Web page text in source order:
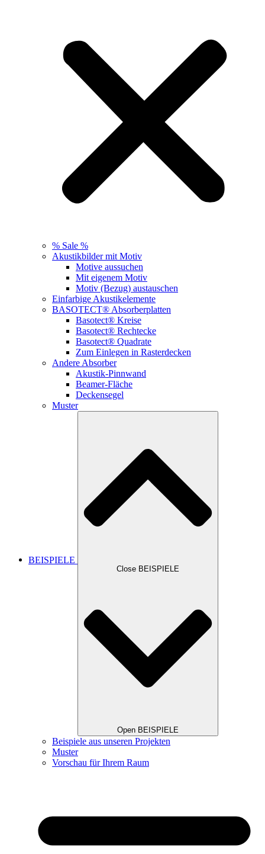
% Sale %
Akustikbilder mit Motiv
Motive aussuchen
Mit eigenem Motiv
Motiv (Bezug) austauschen
Einfarbige Akustikelemente
BASOTECT® Absorberplatten
Basotect® Kreise
Basotect® Rechtecke
Basotect® Quadrate
Zum Einlegen in Rasterdecken
Andere Absorber
Akustik-Pinnwand
Beamer-Fläche
Deckensegel
Muster
BEISPIELE
Close BEISPIELE
Open BEISPIELE
Beispiele aus unseren Projekten
Muster
Vorschau für Ihrem Raum